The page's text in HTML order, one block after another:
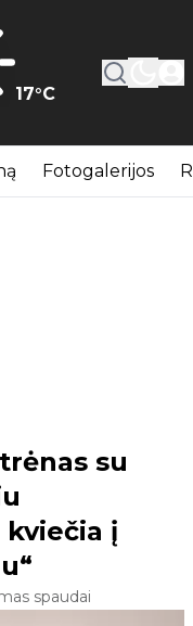
17°C
Fotogalerijos
su
į
spaudai